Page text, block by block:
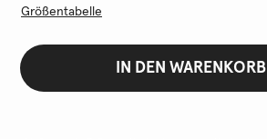
Größentabelle
IN DEN WARENKORB